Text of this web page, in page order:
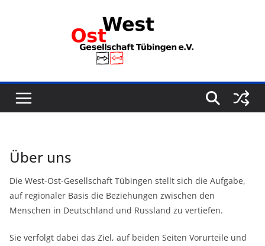
Über uns
Die West-Ost-Gesellschaft Tübingen stellt sich die Aufgabe,
auf regionaler Basis die Beziehungen zwischen den
Menschen in Deutschland und Russland zu vertiefen.
Sie verfolgt dabei das Ziel, auf beiden Seiten Vorurteile und